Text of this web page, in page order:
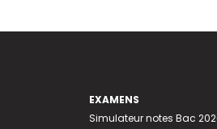
EXAMENS
Simulateur notes Bac